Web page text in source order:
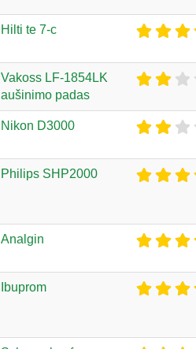
Hilti te 7-c
Vakoss LF-1854LK
aušinimo padas
Nikon D3000
Philips SHP2000
Analgin
Ibuprom